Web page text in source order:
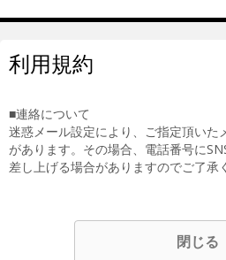
利用規約
■連絡について
迷惑メール設定により、ご指定頂いた
があります。その場合、電話番号に
差し上げる場合がありますのでご了承
閉じる